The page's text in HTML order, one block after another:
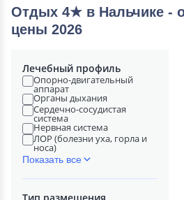
Отдых 4★ в Нальчике -
цены 2026
Лечебный профиль
Опорно-двигательный
аппарат
Органы дыхания
Сердечно-сосудистая
система
Нервная система
ЛОР (болезни уха, горла и
носа)
Показать все